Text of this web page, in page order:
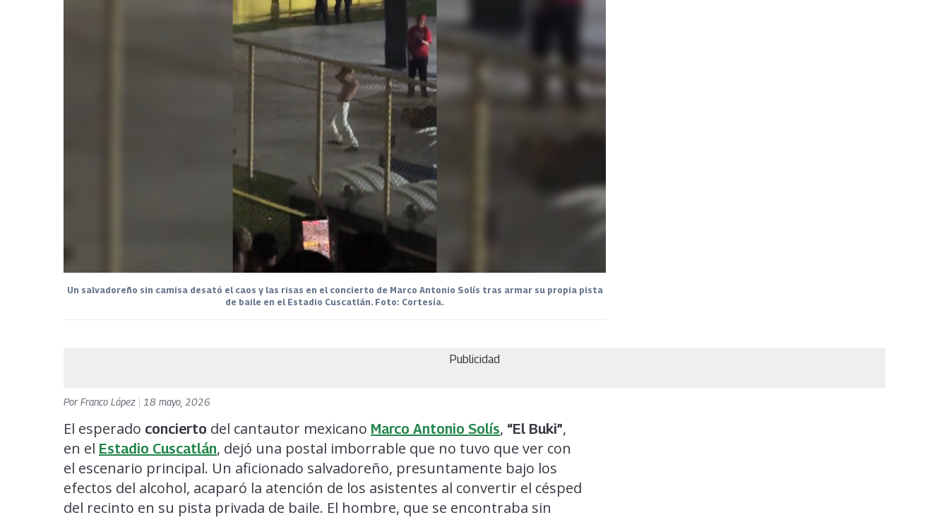
Un salvadoreño sin camisa desató el caos y las risas en el concierto de Marco Antonio Solís tras armar su propia pista
de baile en el Estadio Cuscatlán. Foto: Cortesía.
Publicidad
PorFranco López 18 mayo, 2026
El esperado concierto del cantautor mexicano Marco Antonio Solís, “El Buki”,
en el Estadio Cuscatlán, dejó una postal imborrable que no tuvo que ver con
el escenario principal. Un aficionado salvadoreño, presuntamente bajo los
efectos del alcohol, acaparó la atención de los asistentes al convertir el césped
del recinto en su pista privada de baile. El hombre, que se encontraba sin